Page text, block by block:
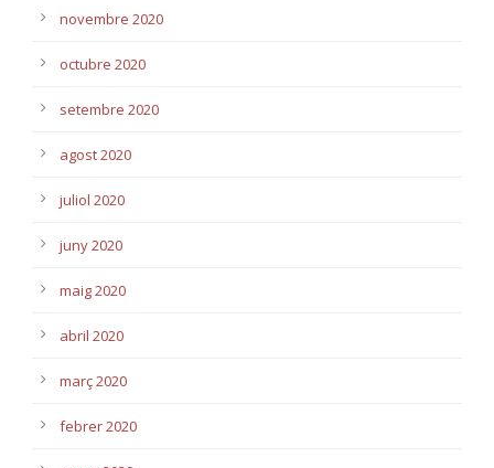
novembre 2020
octubre 2020
setembre 2020
agost 2020
juliol 2020
juny 2020
maig 2020
abril 2020
març 2020
febrer 2020